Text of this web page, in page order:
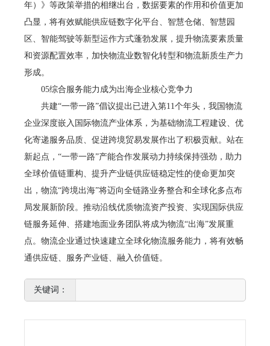
年）》等政策举措的相继出台，数据要素的作用和价值更加
凸显，将有效赋能供应链数字化平台、智慧仓储、智慧园
区、智能驾驶等新型运作方式蓬勃发展，提升物流要素质量
和资源配置效率，加快物流业数智化转型和物流新质生产力
形成。
05综合服务能力成为出海企业核心竞争力
共建“一带一路”倡议提出已进入第11个年头，我国物流
企业深度嵌入国际物流产业体系，为基础物流工程建设、优
化寄递服务品质、促进跨境贸易发展作出了积极贡献。站在
新起点，“一带一路”产能合作发展动力持续保持强劲，助力
全球价值链重构、提升产业链供应链稳定性的使命更加突
出，物流“跨境出海”将迈向全链路业务整合和全球化多点布
局发展新阶段。推动沿线优质物流资产投资、实现国际供应
链服务延伸、搭建地面业务团队将成为物流“出海”发展重
点。物流企业通过快速建立全球化物流服务能力，将有效畅
通供应链、服务产业链、融入价值链。